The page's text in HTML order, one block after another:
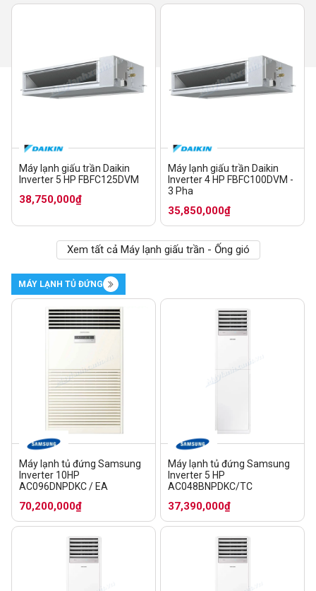
Máy lạnh giấu trần Daikin
Inverter 5 HP FBFC125DVM
38,750,000₫
Máy lạnh giấu trần Daikin
Inverter 4 HP FBFC100DVM -
3 Pha
35,850,000₫
Xem tất cả Máy lạnh giấu trần - Ống gió
MÁY LẠNH TỦ ĐỨNG
Máy lạnh tủ đứng Samsung
Inverter 10HP
AC096DNPDKC / EA
70,200,000₫
Máy lạnh tủ đứng Samsung
Inverter 5 HP
AC048BNPDKC/TC
37,390,000₫